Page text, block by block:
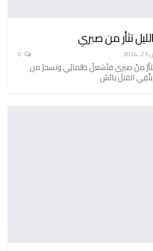
تثأر من صبري
منْ صبري فتُشعلُ ظلمائِي وتسخرُ من
القتلَ يائسٌ